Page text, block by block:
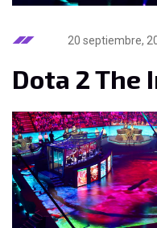
20 septiembre,
Dota 2